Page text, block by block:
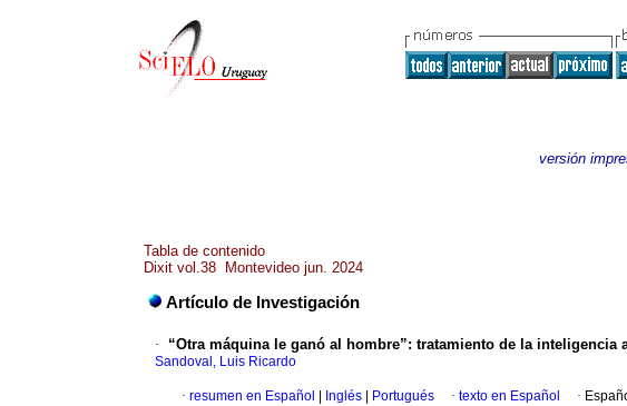
versión
Tabla de contenido
Dixit vol.38 Montevideo jun. 2024
Artículo de Investigación
· “Otra máquina le ganó al hombre”: tratamiento de la
Sandoval, Luis Ricardo
· resumen en Español Inglés Portugués · texto en Español ·